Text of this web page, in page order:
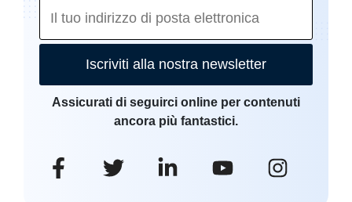
Iscriviti alla nostra newsletter
Assicurati di seguirci online per contenuti
ancora più fantastici.